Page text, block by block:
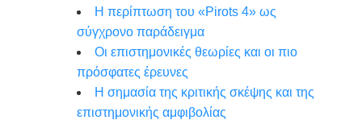
Η περίπτωση του «Pirots 4» ως
σύγχρονο παράδειγμα
Οι επιστημονικές θεωρίες και οι πιο
πρόσφατες έρευνες
Η σημασία της κριτικής σκέψης και της
επιστημονικής αμφιβολίας